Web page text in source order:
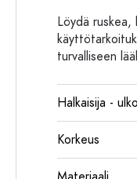
Löydä
turvalliseen
Halkaisija -
Korkeus